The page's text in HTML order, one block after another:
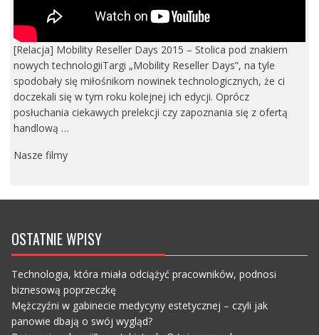
[Relacja] Mobility Reseller Days 2015 – Stolica pod znakiem
nowych technologiiTargi „Mobility Reseller Days”, na tyle
spodobały się miłośnikom nowinek technologicznych, że ci
doczekali się w tym roku kolejnej ich edycji. Oprócz
posłuchania ciekawych prelekcji czy zapoznania się z ofertą
handlową …
Nasze filmy
OSTATNIE WPISY
Technologia, która miała odciążyć pracowników, podnosi
biznesową poprzeczkę
Mężczyźni w gabinecie medycyny estetycznej – czyli jak
panowie dbają o swój wygląd?